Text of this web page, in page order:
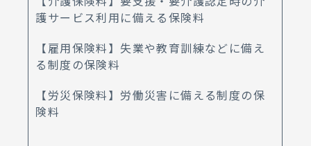
護サービス利用に備える保険料
【雇用保険料】失業や教育訓練などに備え
る制度の保険料
【労災保険料】労働災害に備える制度の保
険料